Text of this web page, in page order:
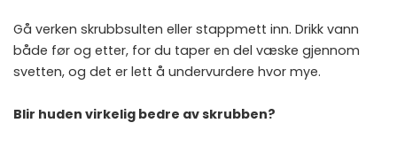
Gå verken skrubbsulten eller stappmett inn. Drikk vann
både før og etter, for du taper en del væske gjennom
svetten, og det er lett å undervurdere hvor mye.
Blir huden virkelig bedre av skrubben?